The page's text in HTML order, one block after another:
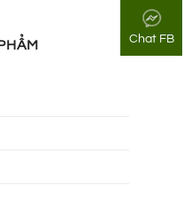
Chat FB